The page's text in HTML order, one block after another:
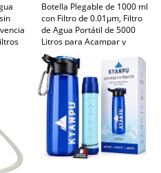
Botella Plegable de 1000 ml
con Filtro de 0.01µm, Filtro
de Agua Portátil de 5000
Litros para Acampar y
Senderismo, Purificador
Personal de 100g
Ultraligero para Mochila y
Viajes (Blanco)